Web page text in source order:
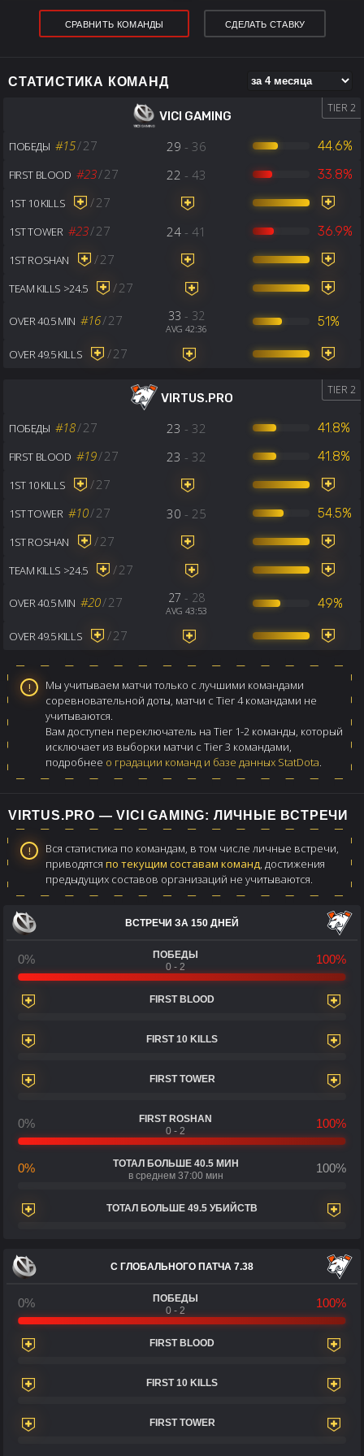
СРАВНИТЬ КОМАНДЫ СДЕЛАТЬ СТАВКУ
СТАТИСТИКА КОМАНД
VICI GAMING
TIER 2
ПОБЕДЫ #15/27 29 - 36 44.6%
FIRST BLOOD #23/27 22 - 43 33.8%
1ST 10 KILLS /27
1ST TOWER #23/27 24- 41 36.9%
1ST ROSHAN /27
TEAM KILLS >24.5 /27
OVER 40.5 MIN #16/27 33 - 32
AVG 42:36 51%
OVER 49.5 KILLS /27
VIRTUS.PRO
TIER 2
ПОБЕДЫ #18/27 23 - 32 41.8%
FIRST BLOOD #19/27 23 - 32 41.8%
1ST 10 KILLS /27
1ST TOWER #10/27 30 - 25 54.5%
1ST ROSHAN /27
TEAM KILLS >24.5 /27
OVER 40.5 MIN #20/27 27 - 28
AVG 43:53 49%
OVER 49.5 KILLS /27
Мы учитываем матчи только с лучшими командами
соревновательной доты, матчи с Tier 4 командами не
учитываются.
Вам доступен переключатель на Tier 1-2 команды, который
исключает из выборки матчи с Tier 3 командами,
подробнее о градации команд и базе данных StatDota.
VIRTUS.PRO — VICI GAMING: ЛИЧНЫЕ ВСТРЕЧИ
Вся статистика по командам, в том числе личные встречи,
приводятся по текущим составам команд, достижения
предыдущих составов организаций не учитываются.
ВСТРЕЧИ ЗА 150 ДНЕЙ
0%
ПОБЕДЫ
0 - 2
100%
FIRST BLOOD
FIRST 10 KILLS
FIRST TOWER
0%
FIRST ROSHAN
0 - 2
100%
0%
ТОТАЛ БОЛЬШЕ 40.5 МИН
в среднем 37:00 мин
100%
ТОТАЛ БОЛЬШЕ 49.5 УБИЙСТВ
С ГЛОБАЛЬНОГО ПАТЧА 7.38
0%
ПОБЕДЫ
0 - 2
100%
FIRST BLOOD
FIRST 10 KILLS
FIRST TOWER